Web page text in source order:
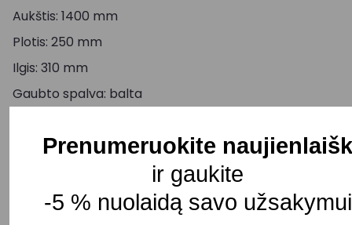
Aukštis: 1400 mm
Plotis: 250 mm
Ilgis: 310 mm
Gaubto spalva: balta
Korpuso medžiaga: metalas/stiklas
Pristatymo terminas: 30-45 d. d.
Prenumeruokite
ir gaukite
-5 % nuolaidą savo